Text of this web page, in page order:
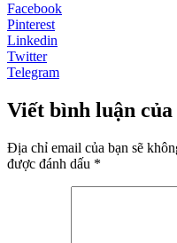
Facebook
Pinterest
Linkedin
Twitter
Telegram
Viết bình luận của
Địa chỉ email của bạn sẽ
được đánh dấu *